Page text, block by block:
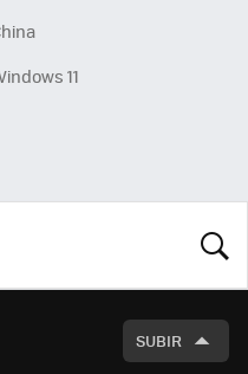
11
SUBIR